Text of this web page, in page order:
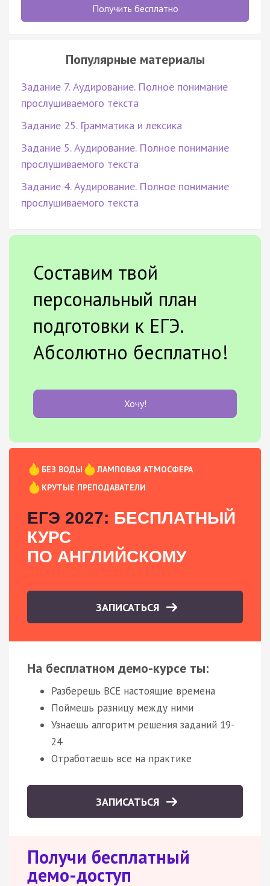
Получить бесплатно
Популярные материалы
Задание 7. Аудирование. Полное понимание
прослушиваемого текста
Задание 25. Грамматика и лексика
Задание 5. Аудирование. Полное понимание
прослушиваемого текста
Задание 4. Аудирование. Полное понимание
прослушиваемого текста
Составим твой
персональный план
подготовки к ЕГЭ.
Абсолютно бесплатно!
Хочу!
БЕЗ ВОДЫ
ЛАМПОВАЯ АТМОСФЕРА
КРУТЫЕ ПРЕПОДАВАТЕЛИ
ЕГЭ 2027: БЕСПЛАТНЫЙ
КУРС
ПО АНГЛИЙСКОМУ
ЗАПИСАТЬСЯ
На бесплатном демо-курсе ты:
Разберешь ВСЕ настоящие времена
Поймешь разницу между ними
Узнаешь алгоритм решения заданий 19-
24
Отработаешь все на практике
ЗАПИСАТЬСЯ
Получи бесплатный
демо-доступ